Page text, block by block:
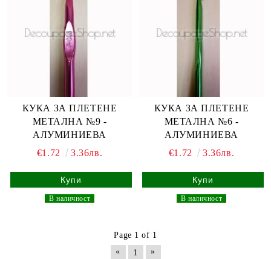
КУКА ЗА ПЛЕТЕНЕ
МЕТАЛНА №9 -
АЛУМИНИЕВА
€1.72
3.36лв.
В наличност
КУКА ЗА ПЛЕТЕНЕ
МЕТАЛНА №6 -
АЛУМИНИЕВА
€1.72
3.36лв.
В наличност
Page 1 of 1
«
1 »